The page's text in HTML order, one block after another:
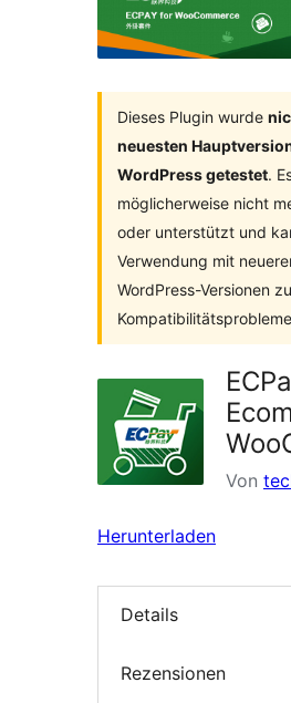
Dieses Plugin wurde
neuesten
WordPress getestet.
möglicherweise nicht
oder unterstützt und
Verwendung mit
WordPress-Versionen zu
Von
Herunterladen
Details
Rezensionen